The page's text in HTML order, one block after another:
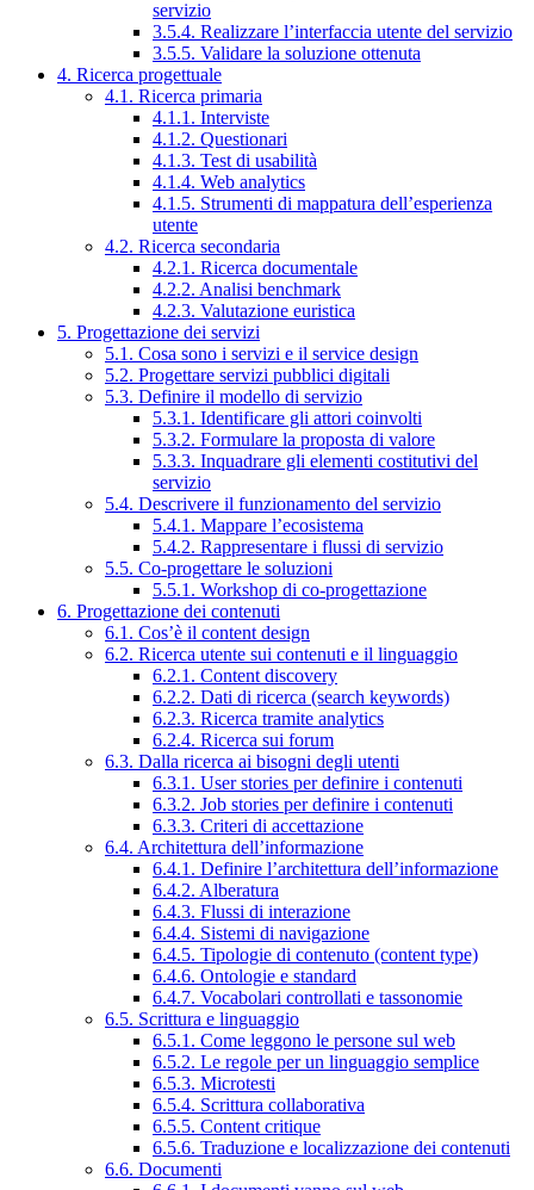
servizio
3.5.4. Realizzare l’interfaccia utente del servizio
3.5.5. Validare la soluzione ottenuta
4. Ricerca progettuale
4.1. Ricerca primaria
4.1.1. Interviste
4.1.2. Questionari
4.1.3. Test di usabilità
4.1.4. Web analytics
4.1.5. Strumenti di mappatura dell’esperienza
utente
4.2. Ricerca secondaria
4.2.1. Ricerca documentale
4.2.2. Analisi benchmark
4.2.3. Valutazione euristica
5. Progettazione dei servizi
5.1. Cosa sono i servizi e il service design
5.2. Progettare servizi pubblici digitali
5.3. Definire il modello di servizio
5.3.1. Identificare gli attori coinvolti
5.3.2. Formulare la proposta di valore
5.3.3. Inquadrare gli elementi costitutivi del
servizio
5.4. Descrivere il funzionamento del servizio
5.4.1. Mappare l’ecosistema
5.4.2. Rappresentare i flussi di servizio
5.5. Co-progettare le soluzioni
5.5.1. Workshop di co-progettazione
6. Progettazione dei contenuti
6.1. Cos’è il content design
6.2. Ricerca utente sui contenuti e il linguaggio
6.2.1. Content discovery
6.2.2. Dati di ricerca (search keywords)
6.2.3. Ricerca tramite analytics
6.2.4. Ricerca sui forum
6.3. Dalla ricerca ai bisogni degli utenti
6.3.1. User stories per definire i contenuti
6.3.2. Job stories per definire i contenuti
6.3.3. Criteri di accettazione
6.4. Architettura dell’informazione
6.4.1. Definire l’architettura dell’informazione
6.4.2. Alberatura
6.4.3. Flussi di interazione
6.4.4. Sistemi di navigazione
6.4.5. Tipologie di contenuto (content type)
6.4.6. Ontologie e standard
6.4.7. Vocabolari controllati e tassonomie
6.5. Scrittura e linguaggio
6.5.1. Come leggono le persone sul web
6.5.2. Le regole per un linguaggio semplice
6.5.3. Microtesti
6.5.4. Scrittura collaborativa
6.5.5. Content critique
6.5.6. Traduzione e localizzazione dei contenuti
6.6. Documenti